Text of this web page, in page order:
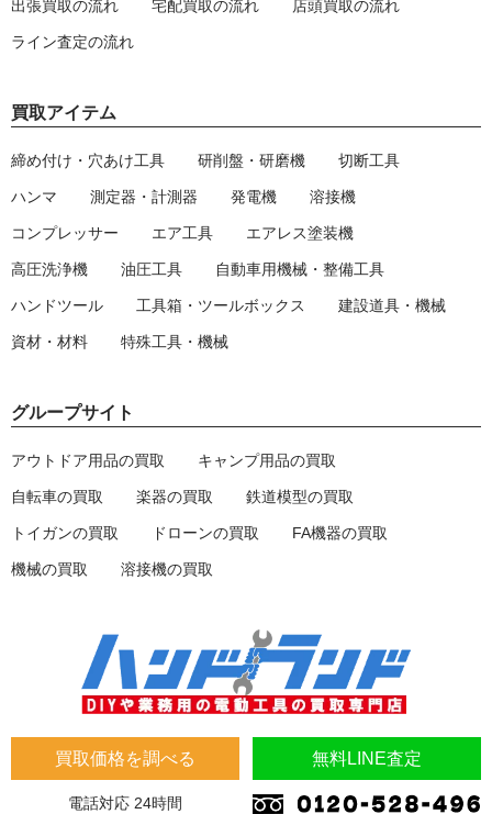
買取価格を調べる 無料LINE査定
電話対応 24時間
出張買取の流れ 宅配買取の流れ 店頭買取の流れ
ライン査定の流れ
買取アイテム
締め付け・穴あけ工具 研削盤・研磨機 切断工具
ハンマ 測定器・計測器 発電機 溶接機
コンプレッサー エア工具 エアレス塗装機
高圧洗浄機 油圧工具 自動車用機械・整備工具
ハンドツール 工具箱・ツールボックス 建設道具・機械
資材・材料 特殊工具・機械
グループサイト
アウトドア用品の買取 キャンプ用品の買取
自転車の買取 楽器の買取 鉄道模型の買取
トイガンの買取 ドローンの買取 FA機器の買取
機械の買取 溶接機の買取